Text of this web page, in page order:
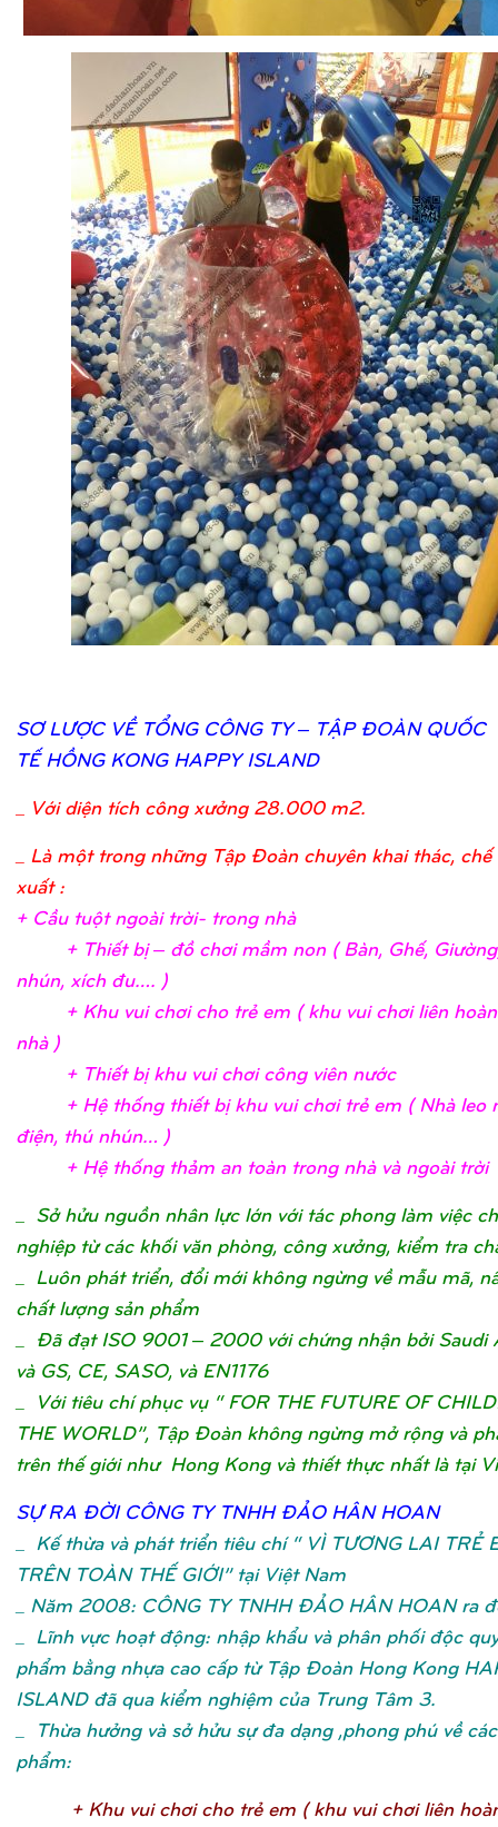
SƠLƯỢC VỀTỔNG CÔNG TY – TẬP ĐOÀN QUỐC
TẾHỒNG KONG HAPPY ISLAND
Với diện tích công xưởng 28.000 m2.
_ Là một trong những Tập Đoàn chuyên khai thác, chế
xuất :
+ Cầu tuột ngoài trời- trong nhà
+ Thiết bị– đồchơi mầm non ( Bàn, Ghế, Giườ
nhún, xích đu…. )
+ Khu vui chơi cho trẻem ( khu vui chơi liên
nhà )
+ Thiết bịkhu vui chơi công viên nước
+ Hệthống thiết bịkhu vui chơi trẻem ( Nhà leo
điện, thú nhún… )
+ Hệthống thảm an toàn trong nhà và ngoài trời
Sở hửu nguồn nhân lực lớn với tác phong làm việc
nghiệp từ các khối văn phòng, công xưởng, kiểm tra
_ Luôn phát triển, đổi mới không ngừng về mẫu mã,
chất lượng sản phẩm
_ Đã đạt ISO 9001 – 2000 với chứng nhận bởi Saudi
và GS, CE, SASO, và EN1176
_ Với tiêu chí phục vụ “ FOR THE FUTURE OF
THE WORLD”, Tập Đoàn không ngừng mở rộng và
trên thế giới như Hong Kong và thiết thực nhất là tại
SỰRA ĐỜI CÔNG TY TNHH ĐẢO HÂN HOAN
Kế thừa và phát triển tiêu chí “ VÌ TƯƠNG LAI TRẺ
TRÊN TOÀN THẾ GIỚI” tại Việt Nam
_ Năm 2008: CÔNG TY TNHH ĐẢO HÂN HOAN ra
_ Lĩnh vực hoạt động: nhập khẩu và phân phối độc
phẩm bằng nhựa cao cấp từ Tập Đoàn Hong Kong
ISLAND đã qua kiểm nghiệm của Trung Tâm 3.
_ Thừa hưởng và sở hửu sự đa dạng ,phong phú về
phẩm:
+ Khu vui chơi cho trẻem ( khu vui chơi liên